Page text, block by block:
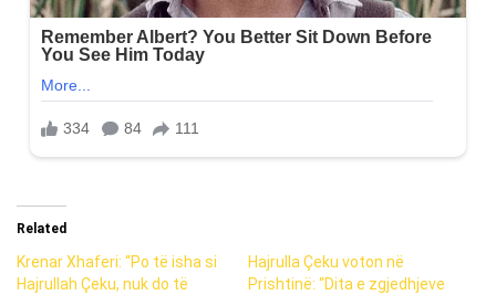
Related
Krenar Xhaferi: “Po të isha si
Hajrullah Çeku, nuk do të
Hajrulla Çeku voton në
Prishtinë: “Dita e zgjedhjeve